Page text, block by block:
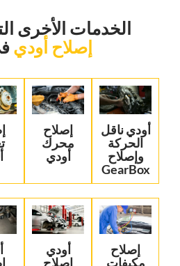
‏الخدمات الأخرى
إصلاح أودي
‏أودي ناقل
الحركة
وإصلاح
GearBox‏
إصلاح
محرك
أودي
‏إصلاح
مكيفات
‏أودي
إصلاح